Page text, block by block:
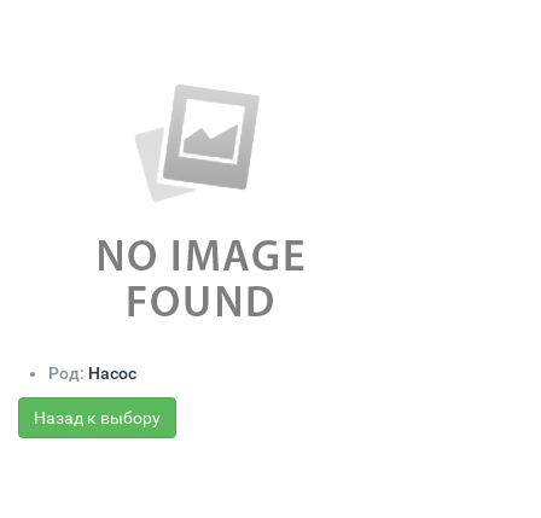
Род: Насос
Назад к выбору